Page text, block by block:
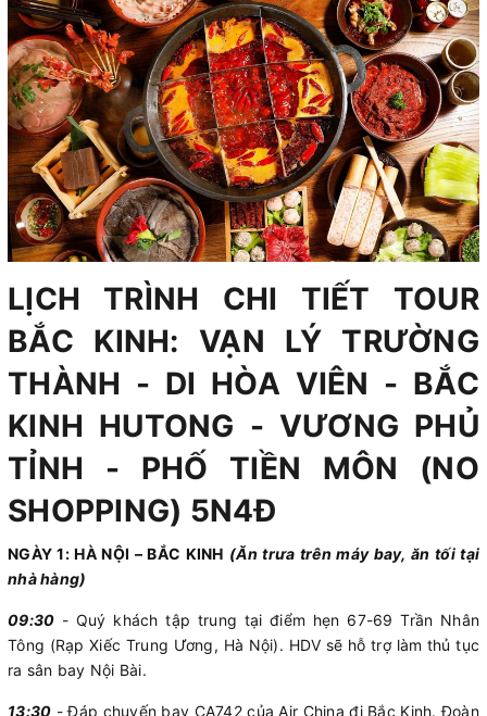
LỊCH TRÌNH CHI TIẾT TOUR
BẮC KINH: VẠN LÝ TRƯỜNG
THÀNH - DI HÒA VIÊN - BẮC
KINH HUTONG - VƯƠNG PHỦ
TỈNH - PHỐ TIỀN MÔN (NO
SHOPPING) 5N4Đ
NGÀY 1: HÀ NỘI – BẮC KINH (Ăn trưa trên máy bay, ăn tối tại
nhà hàng)
09:30 - Quý khách tập trung tại điểm hẹn 67-69 Trần Nhân
Tông (Rạp Xiếc Trung Ương, Hà Nội). HDV sẽ hỗ trợ làm thủ tục
ra sân bay Nội Bài.
13:30 - Đáp chuyến bay CA742 của Air China đi Bắc Kinh. Đoàn